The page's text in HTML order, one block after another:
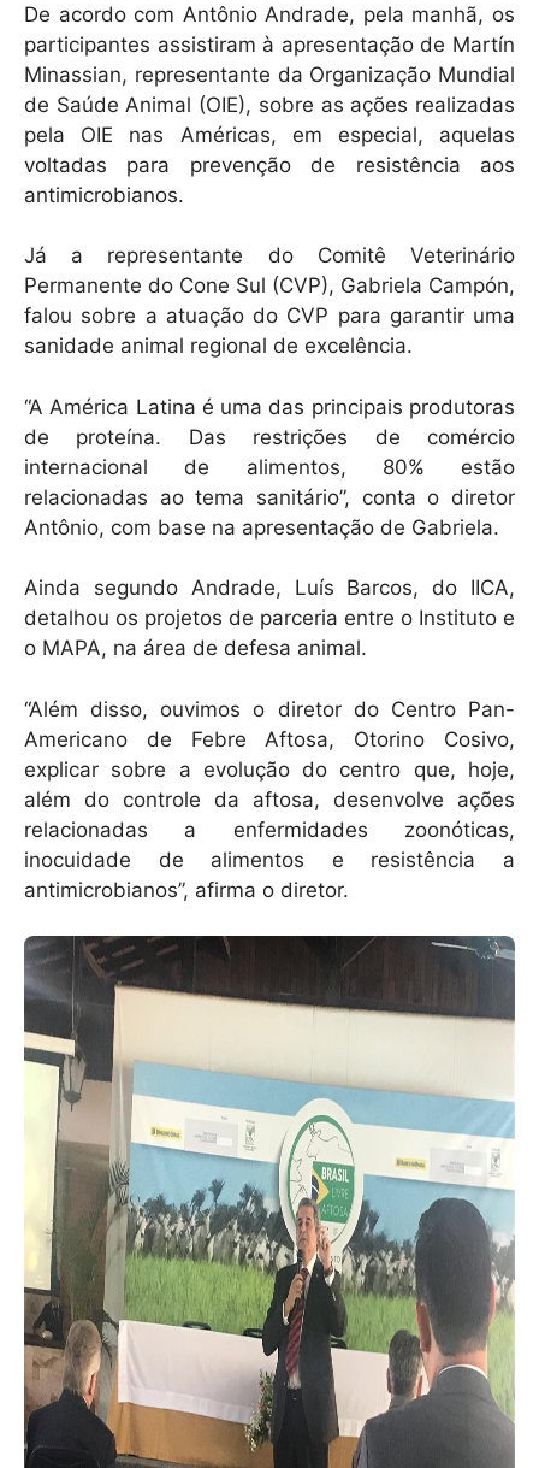
De acordo com Antônio Andrade, pela manhã, os
participantes assistiram à apresentação de Martín
Minassian, representante da Organização Mundial
de Saúde Animal (OIE), sobre as ações realizadas
pela OIE nas Américas, em especial, aquelas
voltadas para prevenção de resistência aos
antimicrobianos.
Já a representante do Comitê Veterinário
Permanente do Cone Sul (CVP), Gabriela Campón,
falou sobre a atuação do CVP para garantir uma
sanidade animal regional de excelência.
“A América Latina é uma das principais produtoras
de proteína. Das restrições de comércio
internacional de alimentos, 80% estão
relacionadas ao tema sanitário”, conta o diretor
Antônio, com base na apresentação de Gabriela.
Ainda segundo Andrade, Luís Barcos, do IICA,
detalhou os projetos de parceria entre o Instituto e
o MAPA, na área de defesa animal.
“Além disso, ouvimos o diretor do Centro Pan-
Americano de Febre Aftosa, Otorino Cosivo,
explicar sobre a evolução do centro que, hoje,
além do controle da aftosa, desenvolve ações
relacionadas a enfermidades zoonóticas,
inocuidade de alimentos e resistência a
antimicrobianos”, afirma o diretor.